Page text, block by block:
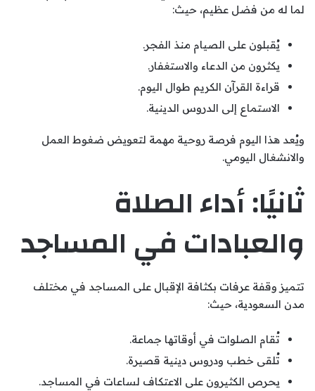
لما له من فضل عظيم، حيث:
يُقبلون على الصيام منذ الفجر.
يكثرون من الدعاء والاستغفار.
قراءة القرآن الكريم طوال اليوم.
الاستماع إلى الدروس الدينية.
ويُعد هذا اليوم فرصة روحية مهمة لتعويض ضغوط العمل
والانشغال اليومي.
ثانيًا: أداء الصلاة
والعبادات في المساجد
تتميز وقفة عرفات بكثافة الإقبال على المساجد في مختلف
مدن السعودية، حيث:
تُقام الصلوات في أوقاتها جماعة.
تُلقى خطب ودروس دينية قصيرة.
يحرص الكثيرون على الاعتكاف لساعات في المساجد.